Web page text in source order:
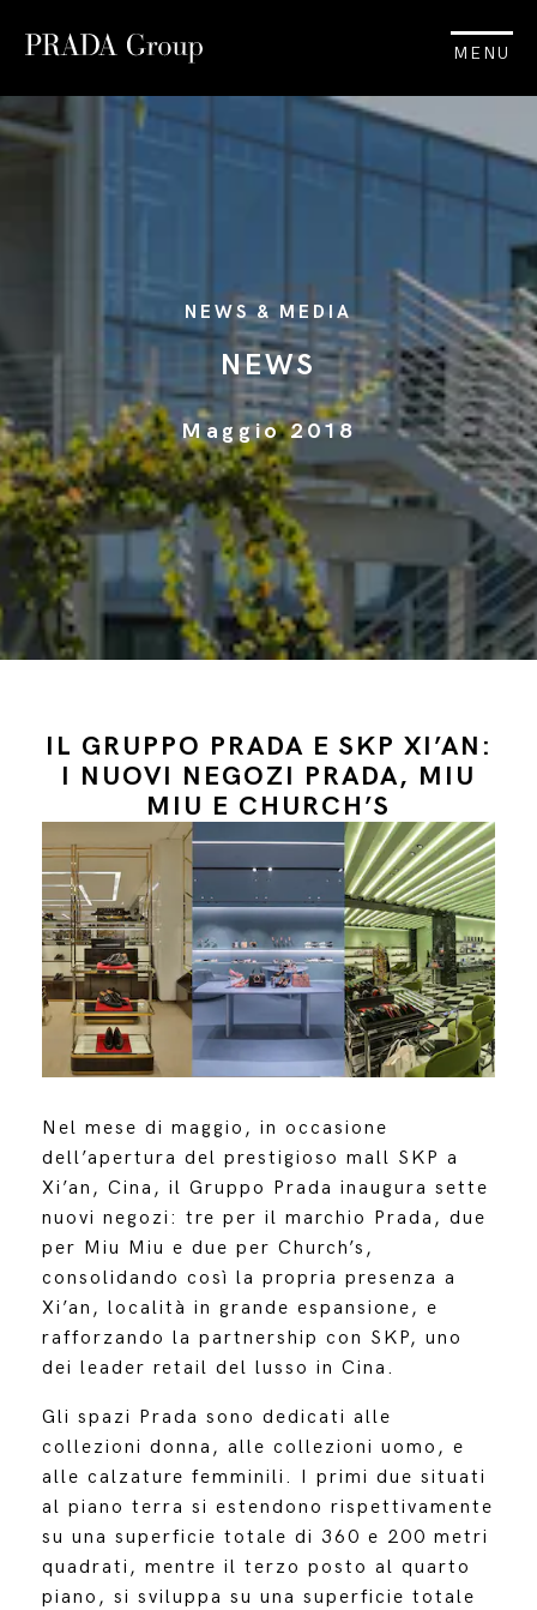
MENU
NEWS & MEDIA
NEWS
Maggio 2018
IL GRUPPO PRADA E SKP XI’AN:
I NUOVI NEGOZI PRADA, MIU
MIU E CHURCH’S
Nel mese di maggio, in occasione
dell’apertura del prestigioso mall SKP a
Xi’an, Cina, il Gruppo Prada inaugura sette
nuovi negozi: tre per il marchio Prada, due
per Miu Miu e due per Church’s,
consolidando così la propria presenza a
Xi’an, località in grande espansione, e
rafforzando la partnership con SKP, uno
dei leader retail del lusso in Cina.
Gli spazi Prada sono dedicati alle
collezioni donna, alle collezioni uomo, e
alle calzature femminili. I primi due situati
al piano terra si estendono rispettivamente
su una superficie totale di 360 e 200 metri
quadrati, mentre il terzo posto al quarto
piano, si sviluppa su una superficie totale